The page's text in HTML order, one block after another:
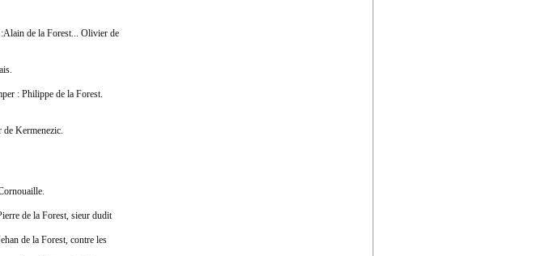
de la Forest... Olivier de
: Philippe de la Forest.
Kermenezic.
de la Forest, sieur dudit
de la Forest, contre les